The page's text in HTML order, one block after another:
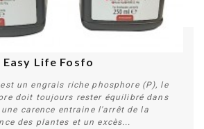
Easy Life Fosfo
un engrais riche phosphore (P), le
doit toujours rester équilibré dans
carence entraine l'arrêt de la
des plantes et un excès...